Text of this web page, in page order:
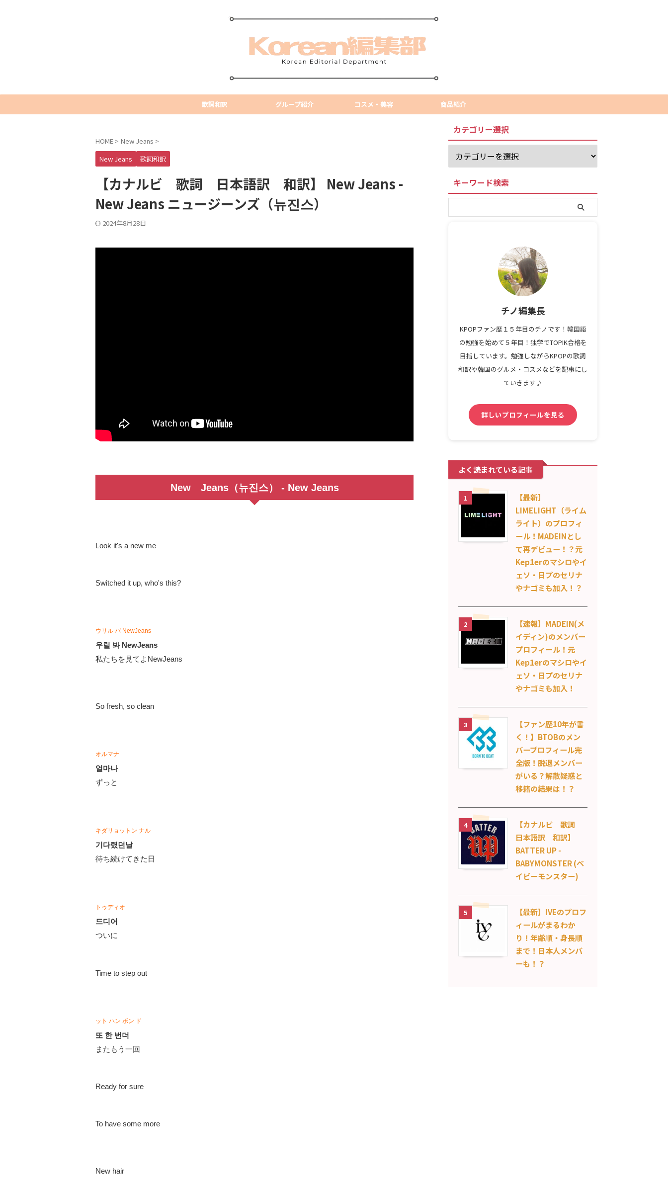
歌詞和訳 グループ紹介 コスメ・美容 商品紹介
HOME > New Jeans >
New Jeans
歌詞和訳
【カナルビ 歌詞 日本語訳 和訳】 New Jeans -
New Jeans ニュージーンズ（뉴진스）
2024年8月28日
New Jeans（뉴진스） - New Jeans
Look it's a new me
Switched it up, who's this?
ウリル バ NewJeans
우릴 봐 NewJeans
私たちを見てよNewJeans
So fresh, so clean
​オルマナ
얼마나​​​​​​​​​​​​
​ずっと​​​​​​​​​​​​
​キダリョットン ナル
기다렸던날​​​​​​​​​​​​
​待ち続けてきた日​​​​​​​​​​​​
​トゥディオ
드디어​​​​​​​​​​​​
​ついに​​​​​​​​​​​​
Time to step out​​​​​​​​​​​​
​ット ハン ボン ド
또 한 번더​​​​​​​​​​​​
​またもう一回​​​​​​​​​​​​
Ready for sure
To have some more
New hair
カテゴリー選択
キーワード検索
チノ編集長
KPOPファン歴１５年目のチノです！韓国語
の勉強を始めて５年目！独学でTOPIK合格を
目指しています。勉強しながらKPOPの歌詞
和訳や韓国のグルメ・コスメなどを記事にし
ていきます♪
詳しいプロフィールを見る
よく読まれている記事
1
【最新】
LIMELIGHT（ライム
ライト）のプロフィ
ール！MADEINとし
て再デビュー！？元
Kep1erのマシロやイ
ェソ・日プのセリナ
やナゴミも加入！？
2
【速報】MADEIN(メ
イディン)のメンバー
プロフィール！元
Kep1erのマシロやイ
ェソ・日プのセリナ
やナゴミも加入！
3
【ファン歴10年が書
く！】BTOBのメン
バープロフィール完
全版！脱退メンバー
がいる？解散疑惑と
移籍の結果は！？
4
【カナルビ 歌詞
日本語訳 和訳】
BATTER UP -
BABYMONSTER (ベ
イビーモンスター)
5
【最新】IVEのプロフ
ィールがまるわか
り！年齢順・身長順
まで！日本人メンバ
ーも！？